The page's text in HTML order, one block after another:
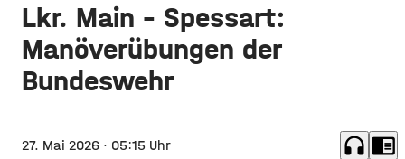
Lkr. Main - Spessart:
Manöverübungen der
Bundeswehr
27. Mai 2026 · 05:15 Uhr headphones chrome_reader_mode